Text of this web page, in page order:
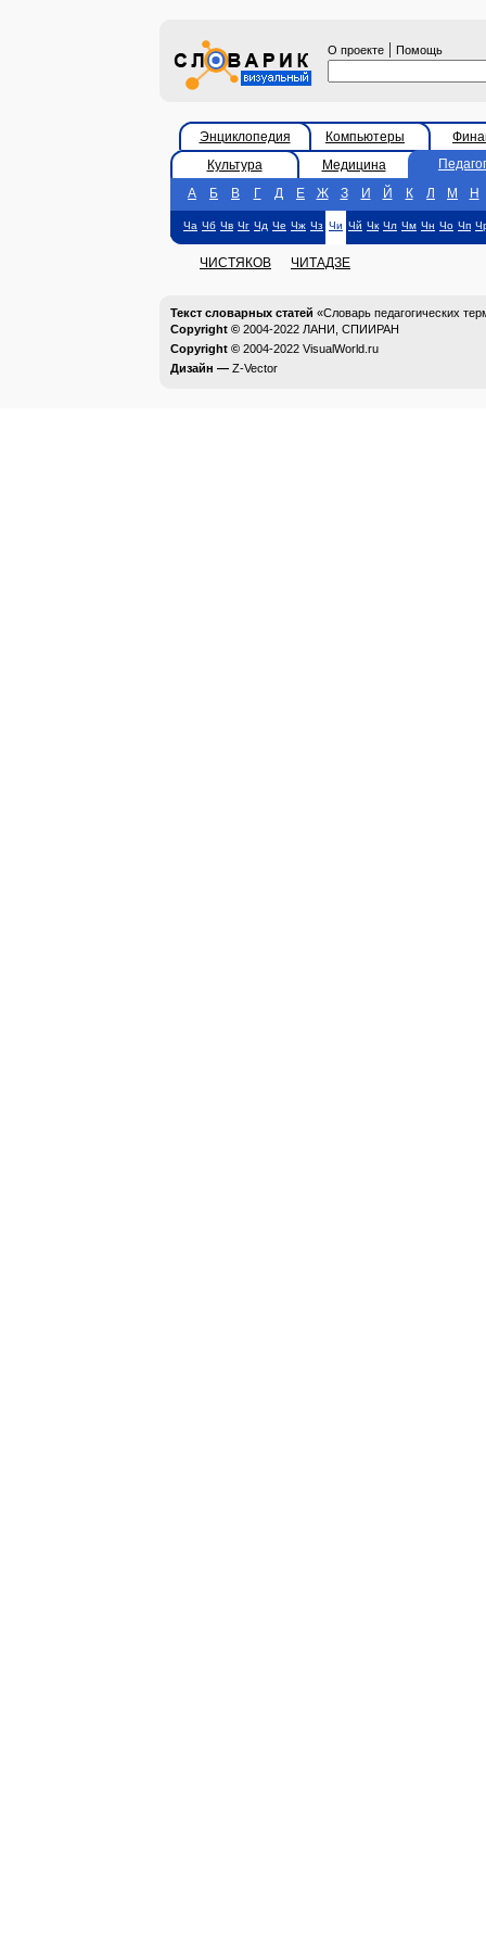
О проекте | Помощь
Энциклопедия Компьютеры
Культура
Медицина
А
Б В Г Д Е Ж З И Й К Л М Н
Ча Чб Чв Чг Чд Че Чж Чз Чи Чй Чк Чл Чм Чн Чо Чп
ЧИСТЯКОВ ЧИТАДЗЕ
Текст словарных статей «Словарь педагогических
Copyright © 2004-2022 ЛАНИ, СПИИРАН
Copyright © 2004-2022 VisualWorld.ru
Дизайн — Z-Vector